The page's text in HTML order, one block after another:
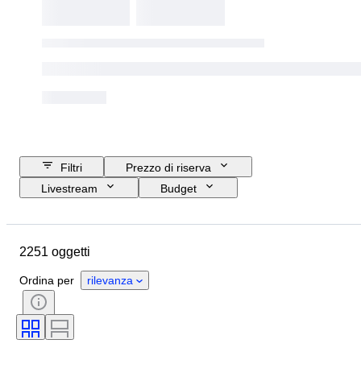
Filtri
Prezzo di riserva
Livestream
Budget
Paese d’origine
Condizioni
Stile
Colore
Taglia sull’oggetto
Motivo
2251 oggetti
Ordina per rilevanza